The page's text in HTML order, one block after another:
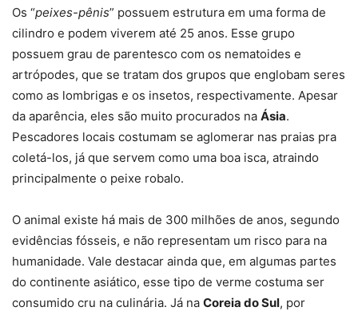
Os “peixes-pênis” possuem estrutura em uma forma de
cilindro e podem viverem até 25 anos. Esse grupo
possuem grau de parentesco com os nematoides e
artrópodes, que se tratam dos grupos que englobam seres
como as lombrigas e os insetos, respectivamente. Apesar
da aparência, eles são muito procurados na Ásia.
Pescadores locais costumam se aglomerar nas praias pra
coletá-los, já que servem como uma boa isca, atraindo
principalmente o peixe robalo.
O animal existe há mais de 300 milhões de anos, segundo
evidências fósseis, e não representam um risco para na
humanidade. Vale destacar ainda que, em algumas partes
do continente asiático, esse tipo de verme costuma ser
consumido cru na culinária. Já na Coreia do Sul, por